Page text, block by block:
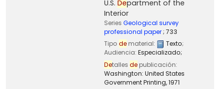
U.S. Department of the
Interior
Series Geological survey
professional paper; 733
Tipo dematerial: Texto;
Audiencia: Especializado;
Detalles depublicación:
Washington: United States
Government Printing,1971